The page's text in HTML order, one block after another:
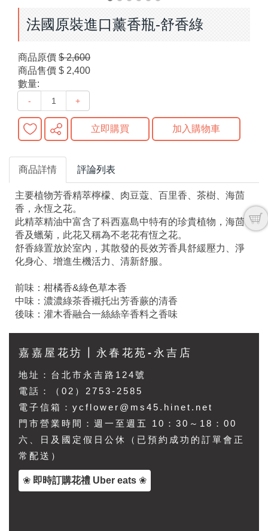
法國原裝進口薰香瓶-舒香綠
商品原價 $ 2,600
商品售價 $ 2,400
數量:
- +
立即購買 加入購物車
商品詳情 評論列表
主要植物芳香精萃檸檬、肉豆蔻、百里香、茶樹、海茴
香，永恆之花。
此精萃精油中富含了科西嘉島中特有的珍貴植物，海茴
香及蠟菊，此花又稱為不老花有恆之花。
舒香綠置放於室內，其散發的長效芳香具舒緩壓力、淨
化身心、增進生機活力、清新舒服。
前味：柑橘香&綠色草本香
中味：濃濃綠茶香襯托出芳香蕨的清香
後味：灌木香融合一絲絲辛香料之香味
嘉嘉屋花坊┃永春花苑-永吉店
地址： 台北市永吉路124號
電話：（02）2753-2585
電子信箱：ycflower@ms45.hinet.net
門市營業時間：週一至週五 10：30～18：00
六、日及國定假日公休（已預約成功的訂單會正
常配送）
❀ 即時訂購花禮 Uber eats ❀